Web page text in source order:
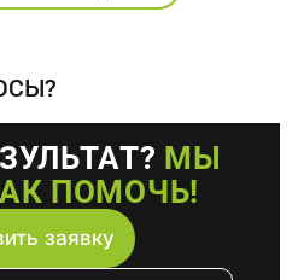
МЫ
ПОМОЧЬ!
заявку